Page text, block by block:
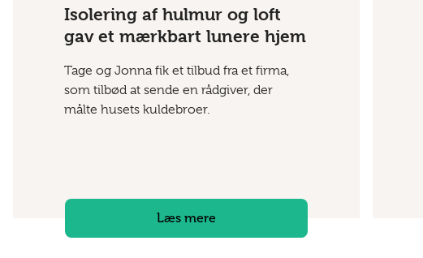
Isolering af hulmur og loft
gav et mærkbart lunere hjem
Tage og Jonna fik et tilbud fra et firma,
som tilbød at sende en rådgiver, der
målte husets kuldebroer.
Læs mere